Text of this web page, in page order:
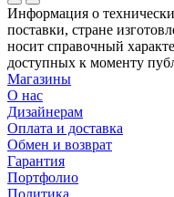
Информация о
поставки, стране
носит справочный
доступных к моменту
Магазины
О нас
Дизайнерам
Оплата и доставка
Обмен и возврат
Гарантия
Портфолио
Политика